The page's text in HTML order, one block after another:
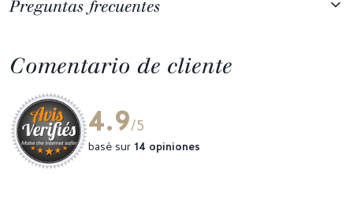
Preguntas frecuentes
Comentario de cliente
4.9/5
basé sur 14 opiniones